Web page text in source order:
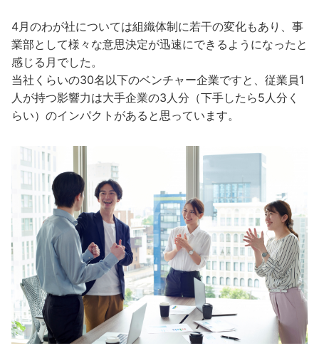
4月のわが社については組織体制に若干の変化もあり、事
業部として様々な意思決定が迅速にできるようになったと
感じる月でした。
当社くらいの30名以下のベンチャー企業ですと、従業員1
人が持つ影響力は大手企業の3人分（下手したら5人分く
らい）のインパクトがあると思っています。